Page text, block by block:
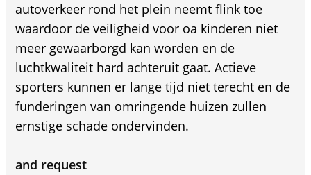
autoverkeer rond het plein neemt flink toe
waardoor de veiligheid voor oa kinderen niet
meer gewaarborgd kan worden en de
luchtkwaliteit hard achteruit gaat. Actieve
sporters kunnen er lange tijd niet terecht en de
funderingen van omringende huizen zullen
ernstige schade ondervinden.
and request